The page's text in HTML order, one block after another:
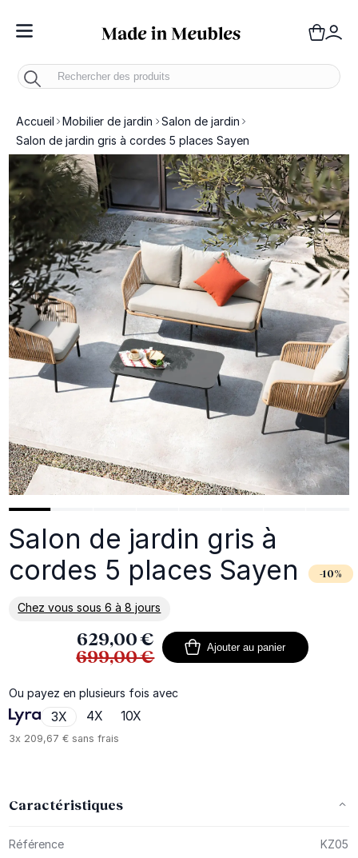
Toggle Nav
Accueil Mobilier de jardin
Salon de jardin
Salon de jardin gris à cordes 5 places Sayen
Salon de jardin gris à
cordes 5 places Sayen
-10%
Chez vous sous 6 à 8 jours
En savoir plus sur la livraison
629,00 €
699,00 €
Ajouter au panier
Ou payez en plusieurs fois avec
3X 4X 10X
3x 209,67 € sans frais
Caractéristiques
Référence KZ05